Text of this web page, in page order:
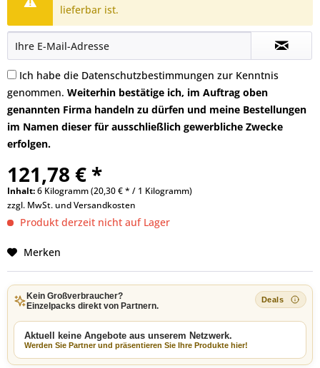
lieferbar ist.
Ich habe die Datenschutzbestimmungen zur Kenntnis
genommen. Weiterhin bestätige ich, im Auftrag oben
genannten Firma handeln zu dürfen und meine Bestellungen
im Namen dieser für ausschließlich gewerbliche Zwecke
erfolgen.
121,78 € *
Inhalt:6 Kilogramm (20,30 € * / 1 Kilogramm)
zzgl. MwSt. undVersandkosten
Produkt derzeit nicht auf Lager
Merken
Kein Großverbraucher?
Einzelpacks direkt von Partnern.
Aktuell keine Angebote aus unserem Netzwerk.
Werden Sie Partner und präsentieren Sie Ihre Produkte hier!